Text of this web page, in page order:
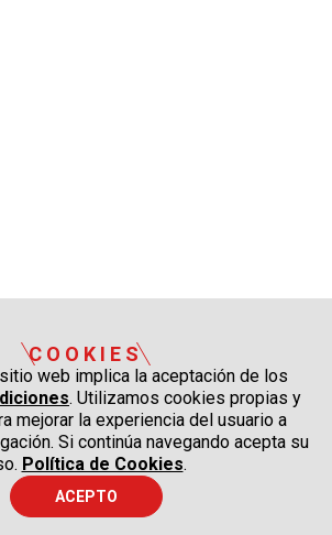
COOKIES
web implica la aceptación de los
. Utilizamos cookies propias y
mejorar la experiencia del usuario a
Si continúa navegando acepta su
Política de Cookies.
ACEPTO